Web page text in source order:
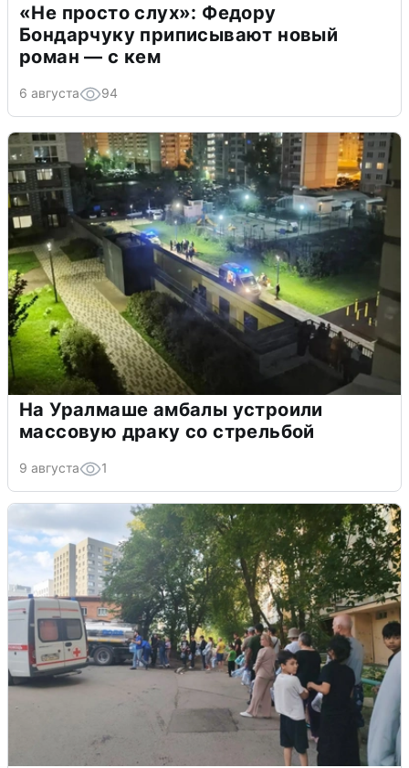
«Не просто слух»: Федору
Бондарчуку приписывают новый
роман — с кем
6 августа 94
На Уралмаше амбалы устроили
массовую драку со стрельбой
9 августа 1